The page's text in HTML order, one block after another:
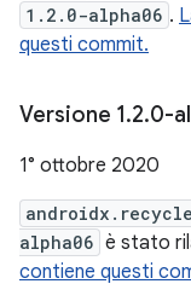
1.2.0-alpha06 .
questi commit.
Versione 1.2.0-
1° ottobre 2020
alpha06 è stato
contiene questi